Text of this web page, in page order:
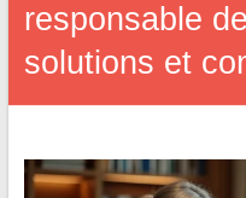
responsable
solutions et